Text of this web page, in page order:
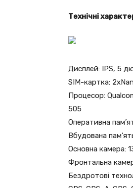
Технічні
Дисплей: IPS, 5
SIM-картка:
Процесор:
505
Оперативна
Вбудована
Основна камера:
Фронтальна
Бездротові